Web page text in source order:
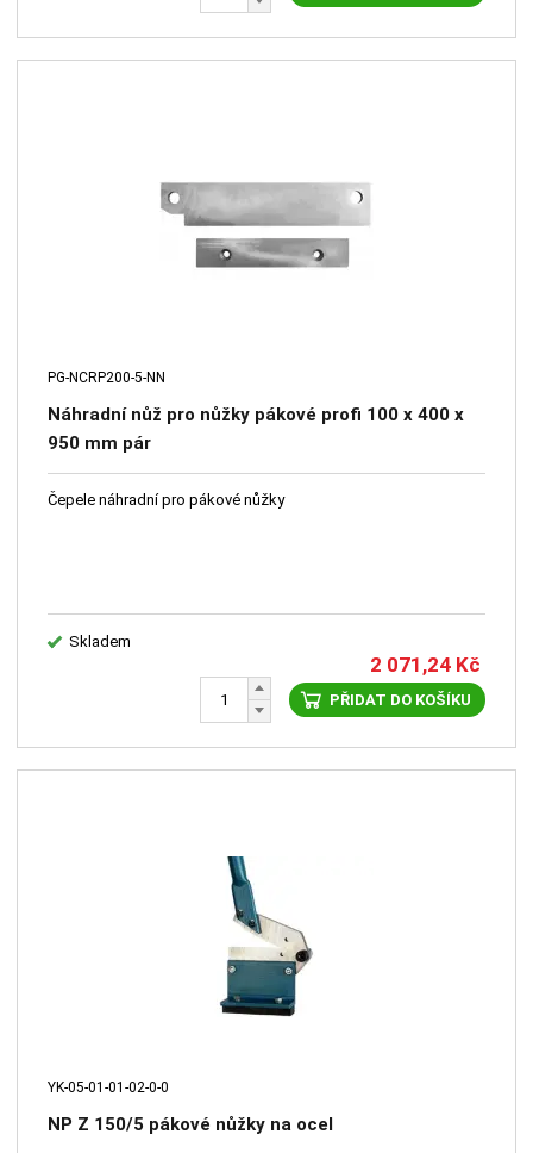
PG-NCRP200-5-NN
Náhradní nůž pro nůžky pákové profi 100 x 400 x
950 mm pár
Čepele náhradní pro pákové nůžky
Skladem
2 071,24 Kč
PŘIDAT DO KOŠÍKU
YK-05-01-01-02-0-0
NP Z 150/5 pákové nůžky na ocel